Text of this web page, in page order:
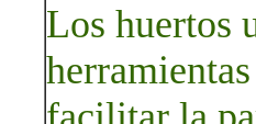
Los huertos